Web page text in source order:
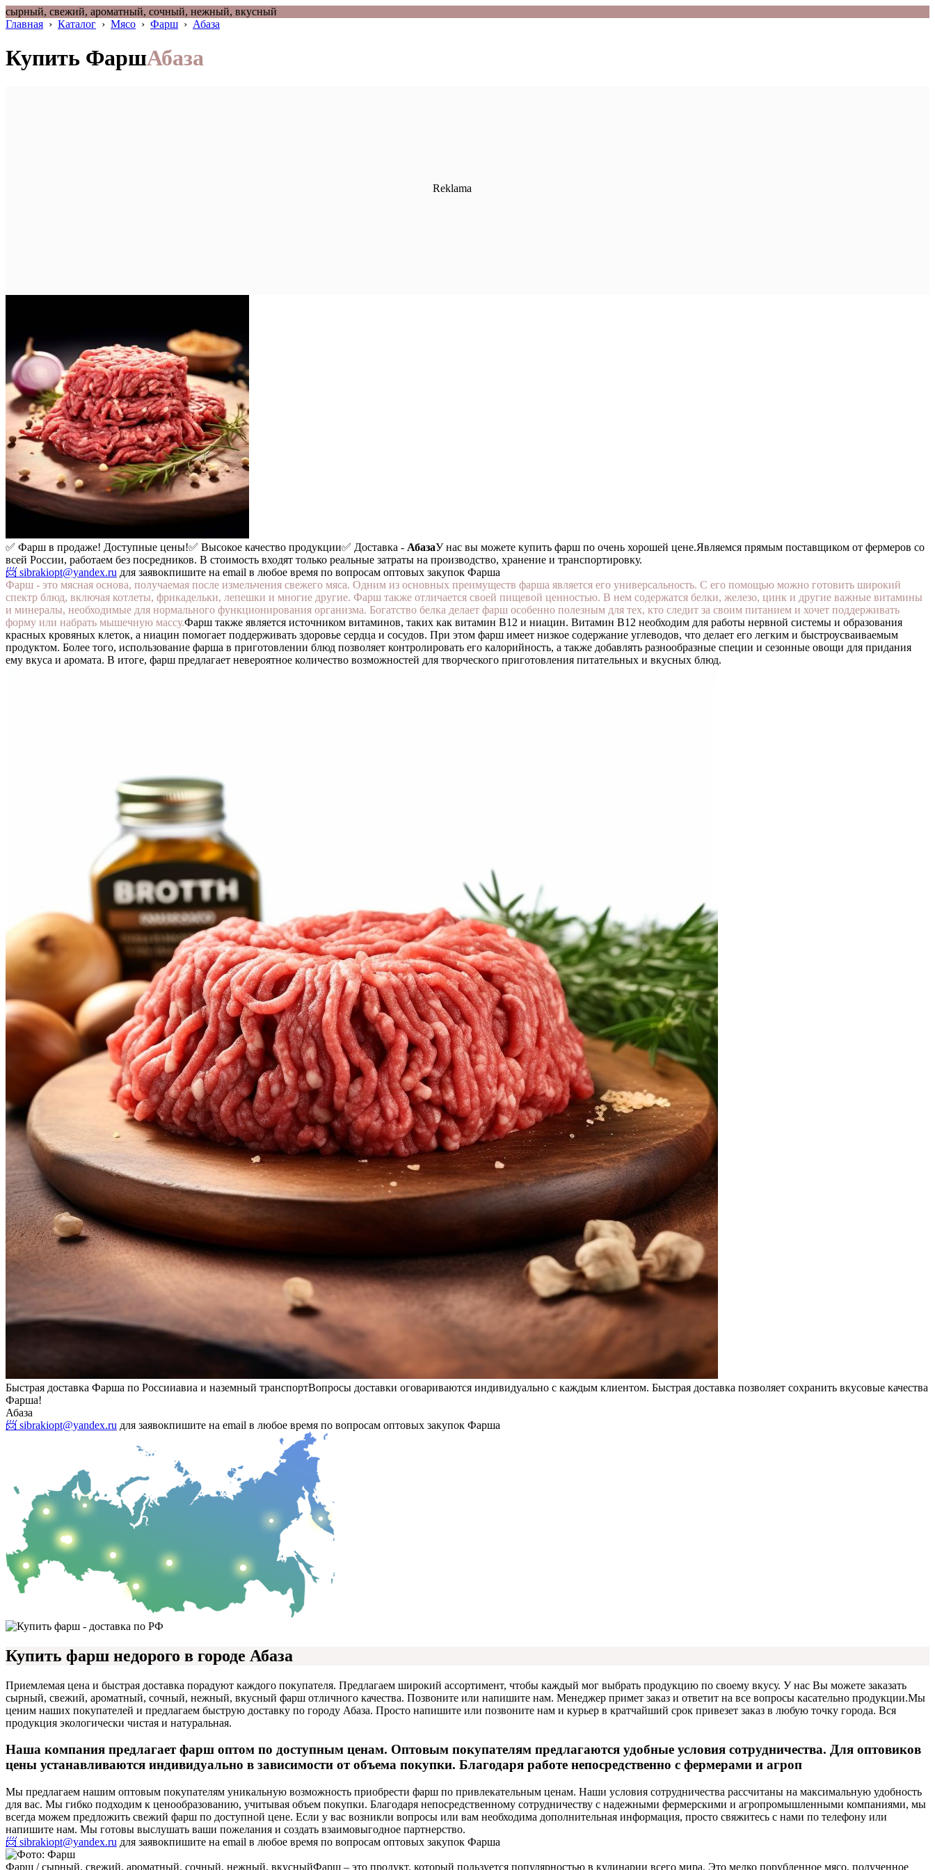
сырный, свежий, ароматный, сочный, нежный, вкусный
Главная › Каталог › Мясо › Фарш › Абаза
Купить ФаршАбаза
✅ Фарш в продаже! Доступные цены!✅ Высокое качество продукции✅ Доставка - АбазаУ нас вы можете купить фарш по очень хорошей цене.Являемся прямым поставщиком от фермеров со
всей России, работаем без посредников. В стоимость входят только реальные затраты на производство, хранение и транспортировку.
📨 sibrakiopt@yandex.ru для заявокпишите на email в любое время по вопросам оптовых закупок Фарша
Фарш - это мясная основа, получаемая после измельчения свежего мяса. Одним из основных преимуществ фарша является его универсальность. С его помощью можно готовить широкий
спектр блюд, включая котлеты, фрикадельки, лепешки и многие другие. Фарш также отличается своей пищевой ценностью. В нем содержатся белки, железо, цинк и другие важные витамины
и минералы, необходимые для нормального функционирования организма. Богатство белка делает фарш особенно полезным для тех, кто следит за своим питанием и хочет поддерживать
форму или набрать мышечную массу.Фарш также является источником витаминов, таких как витамин В12 и ниацин. Витамин В12 необходим для работы нервной системы и образования
красных кровяных клеток, а ниацин помогает поддерживать здоровье сердца и сосудов. При этом фарш имеет низкое содержание углеводов, что делает его легким и быстроусваиваемым
продуктом. Более того, использование фарша в приготовлении блюд позволяет контролировать его калорийность, а также добавлять разнообразные специи и сезонные овощи для придания
ему вкуса и аромата. В итоге, фарш предлагает невероятное количество возможностей для творческого приготовления питательных и вкусных блюд.
Быстрая доставка Фарша по Россииавиа и наземный транспортВопросы доставки оговариваются индивидуально с каждым клиентом. Быстрая доставка позволяет сохранить вкусовые качества
Фарша!
Абаза
📨 sibrakiopt@yandex.ru для заявокпишите на email в любое время по вопросам оптовых закупок Фарша
Купить фарш недорого в городе Абаза
Приемлемая цена и быстрая доставка порадуют каждого покупателя. Предлагаем широкий ассортимент, чтобы каждый мог выбрать продукцию по своему вкусу. У нас Вы можете заказать
сырный, свежий, ароматный, сочный, нежный, вкусный фарш отличного качества. Позвоните или напишите нам. Менеджер примет заказ и ответит на все вопросы касательно продукции.Мы
ценим наших покупателей и предлагаем быструю доставку по городу Абаза. Просто напишите или позвоните нам и курьер в кратчайший срок привезет заказ в любую точку города. Вся
продукция экологически чистая и натуральная.
Наша компания предлагает фарш оптом по доступным ценам. Оптовым покупателям предлагаются удобные условия сотрудничества. Для оптовиков
цены устанавливаются индивидуально в зависимости от объема покупки. Благодаря работе непосредственно с фермерами и агроп
Мы предлагаем нашим оптовым покупателям уникальную возможность приобрести фарш по привлекательным ценам. Наши условия сотрудничества рассчитаны на максимальную удобность
для вас. Мы гибко подходим к ценообразованию, учитывая объем покупки. Благодаря непосредственному сотрудничеству с надежными фермерскими и агропромышленными компаниями, мы
всегда можем предложить свежий фарш по доступной цене. Если у вас возникли вопросы или вам необходима дополнительная информация, просто свяжитесь с нами по телефону или
напишите нам. Мы готовы выслушать ваши пожелания и создать взаимовыгодное партнерство.
📨 sibrakiopt@yandex.ru для заявокпишите на email в любое время по вопросам оптовых закупок Фарша
Фарш / сырный, свежий, ароматный, сочный, нежный, вкусныйФарш – это продукт, который пользуется популярностью в кулинарии всего мира. Это мелко порубленное мясо, полученное